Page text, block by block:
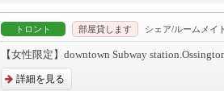
トロント 部屋貸します シェア/ルームメイ
【女性限定】downtown Subway
詳細を見る